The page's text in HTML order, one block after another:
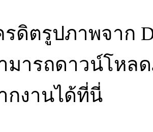
รดิตรูปภาพจาก
มารถดาวน์โหล
กงานได้ที่นี่